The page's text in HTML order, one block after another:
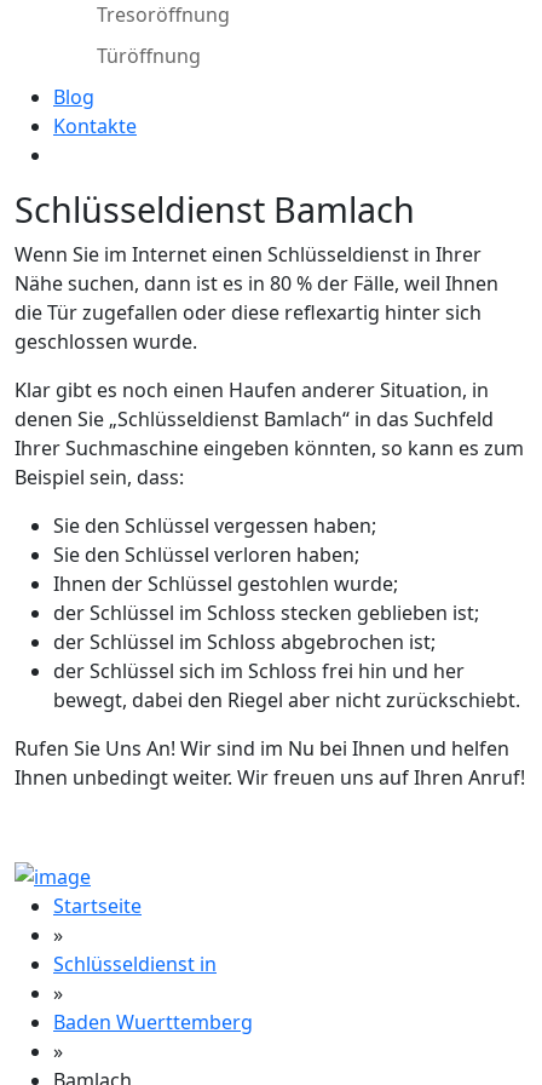
Tresoröffnung
Türöffnung
Blog
Kontakte
Schlüsseldienst Bamlach
Wenn Sie im Internet einen Schlüsseldienst in Ihrer
Nähe suchen, dann ist es in 80 % der Fälle, weil Ihnen
die Tür zugefallen oder diese reflexartig hinter sich
geschlossen wurde.
Klar gibt es noch einen Haufen anderer Situation, in
denen Sie „Schlüsseldienst Bamlach“ in das Suchfeld
Ihrer Suchmaschine eingeben könnten, so kann es zum
Beispiel sein, dass:
Sie den Schlüssel vergessen haben;
Sie den Schlüssel verloren haben;
Ihnen der Schlüssel gestohlen wurde;
der Schlüssel im Schloss stecken geblieben ist;
der Schlüssel im Schloss abgebrochen ist;
der Schlüssel sich im Schloss frei hin und her
bewegt, dabei den Riegel aber nicht zurückschiebt.
Rufen Sie Uns An! Wir sind im Nu bei Ihnen und helfen
Ihnen unbedingt weiter. Wir freuen uns auf Ihren Anruf!
Startseite
»
Schlüsseldienst in
»
Baden Wuerttemberg
»